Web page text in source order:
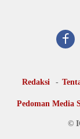
Redaksi
Pedoman Media
©